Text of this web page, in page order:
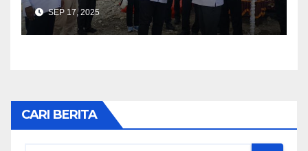
Manokwari Selatan
SEP 17, 2025
CARI BERITA